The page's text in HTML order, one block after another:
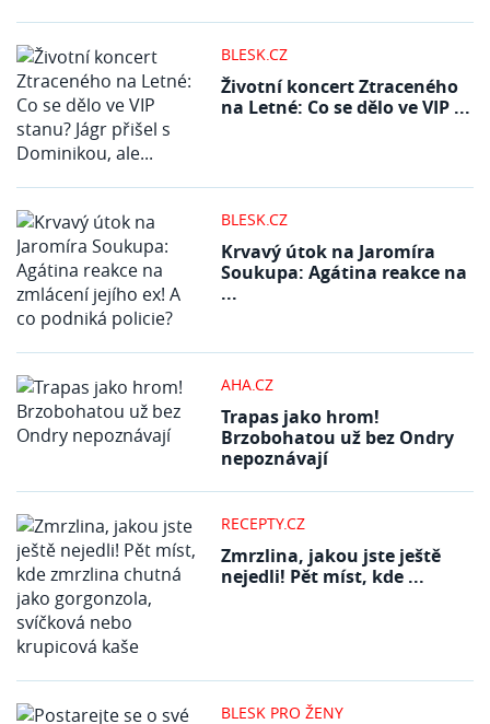
BLESK.CZ
Životní koncert Ztraceného
na Letné: Co se dělo ve VIP ...
BLESK.CZ
Krvavý útok na Jaromíra
Soukupa: Agátina reakce na
...
AHA.CZ
Trapas jako hrom!
Brzobohatou už bez Ondry
nepoznávají
RECEPTY.CZ
Zmrzlina, jakou jste ještě
nejedli! Pět míst, kde ...
BLESK PRO ŽENY